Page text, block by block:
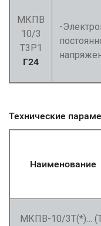
МКПВ
10/3
Т3Р1
Г24
-
Технические
Наименование
МКПВ-10/3Т(*)…